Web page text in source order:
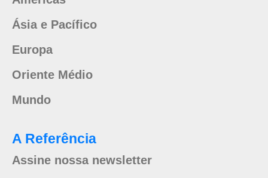
Ásia e Pacífico
Europa
Oriente Médio
Mundo
A Referência
Assine nossa newsletter